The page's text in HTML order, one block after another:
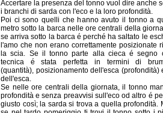
Accertare la presenza del tonno vuol dire anche
i branchi di sarda con l'eco e la loro profondità.
Poi ci sono quelli che hanno avuto il tonno a
metro sotto la barca nelle ore centrali della
se arriva sotto la barca é perché ha saltato le
l'amo che non erano correttamente posizionate
la scia. Se il tonno parte alla cieca é segno
tecnica é stata perfetta in termini di
(quantità), posizionamento dell'esca (profondità)
dell'esca.
Se nelle ore centrali della giornata, il tonno
profondità e senza preavvisi sull'eco od altro é
giusto così; la sarda si trova a quella profondità.